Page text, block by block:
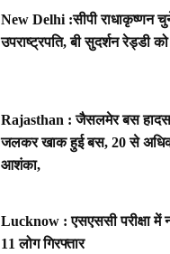
New Delhi :सीपी राधाकृष्णन
उपराष्ट्रपति, बी सुदर्शन रेड्डी को
Rajasthan : जैसलमेर बस
जलकर खाक हुई बस, 20 से अधिक
आशंका,
Lucknow : एसएससी परीक्षा
11 लोग गिरफ्तार